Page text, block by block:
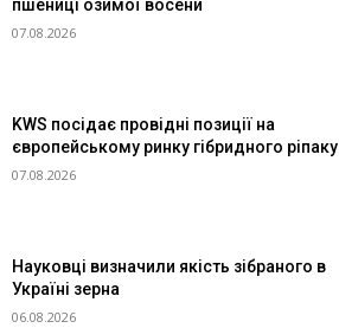
пшениці озимої восени
07.08.2026
KWS посідає провідні позиції на
європейському ринку гібридного ріпаку
07.08.2026
Науковці визначили якість зібраного в
Україні зерна
06.08.2026